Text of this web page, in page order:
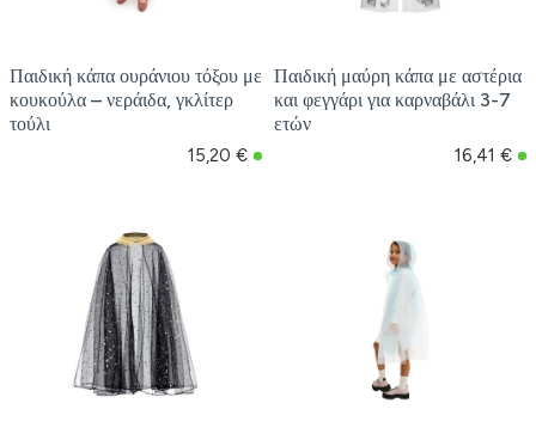
Παιδική κάπα ουράνιου τόξου με
κουκούλα – νεράιδα, γκλίτερ
τούλι
15,20 €
Παιδική μαύρη κάπα με αστέρια
και φεγγάρι για καρναβάλι 3-7
ετών
16,41 €